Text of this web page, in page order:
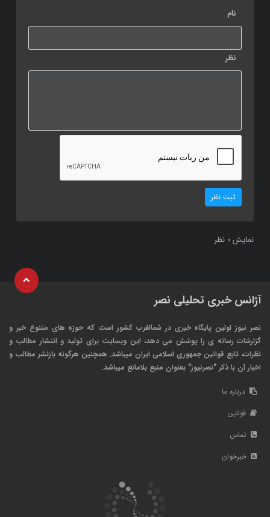
نام
نظر
ثبت نظر
نمایش 0 نظر
آژانس خبری تحلیلی نصر
نصر نیوز اولین پایگاه خبری در شمالغرب کشور است که حوزه های متنوع خبر و
گزارشات رسانه ی را پوشش می دهد، این وبسایت برای تولید و انتشار مطالب و
نظرات، تابع قوانین جمهوری اسلامی ایران میباشد. همچنین هرگونه بازنشر مطالب و
اخبار آن با ذکر "نصرنیوز" بعنوان منبع بلامانع میباشد.
درباره ما
قوانین
تماس
خبرخوان